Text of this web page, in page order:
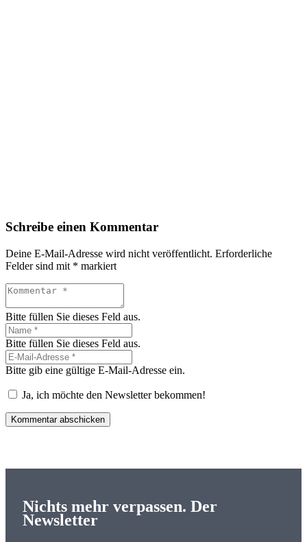
Schreibe einen Kommentar
Deine E-Mail-Adresse wird nicht veröffentlicht. Erforderliche
Felder sind mit * markiert
Bitte füllen Sie dieses Feld aus.
Bitte füllen Sie dieses Feld aus.
Bitte gib eine gültige E-Mail-Adresse ein.
Ja, ich möchte den Newsletter bekommen!
Kommentar abschicken
Nichts mehr verpassen. Der
Newsletter